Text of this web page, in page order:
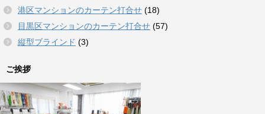
港区マンションのカーテン打合せ (18)
目黒区マンションのカーテン打合せ (57)
縦型ブラインド (3)
ご挨拶